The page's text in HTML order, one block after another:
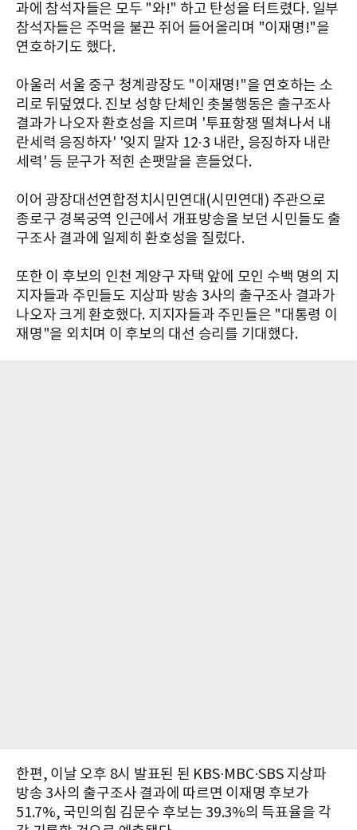
과에 참석자들은 모두 "와!" 하고 탄성을 터트렸다. 일부
참석자들은 주먹을 불끈 쥐어 들어올리며 "이재명!"을
연호하기도 했다.
아울러 서울 중구 청계광장도 "이재명!"을 연호하는 소
리로 뒤덮였다. 진보 성향 단체인 촛불행동은 출구조사
결과가 나오자 환호성을 지르며 '투표항쟁 떨쳐나서 내
란세력 응징하자' '잊지 말자 12·3 내란, 응징하자 내란
세력' 등 문구가 적힌 손팻말을 흔들었다.
이어 광장대선연합정치시민연대(시민연대) 주관으로
종로구 경복궁역 인근에서 개표방송을 보던 시민들도 출
구조사 결과에 일제히 환호성을 질렀다.
또한 이 후보의 인천 계양구 자택 앞에 모인 수백 명의 지
지자들과 주민들도 지상파 방송 3사의 출구조사 결과가
나오자 크게 환호했다. 지지자들과 주민들은 "대통령 이
재명"을 외치며 이 후보의 대선 승리를 기대했다.
한편, 이날 오후 8시 발표된 된 KBS·MBC·SBS 지상파
방송 3사의 출구조사 결과에 따르면 이재명 후보가
51.7%, 국민의힘 김문수 후보는 39.3%의 득표율을 각